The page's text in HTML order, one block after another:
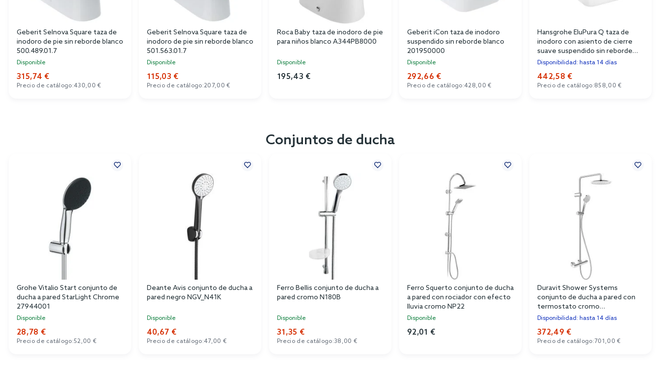
Geberit Selnova Square taza de
inodoro de pie sin reborde blanco
500.489.01.7
Disponible
315,74 €
Precio de catálogo:430,00 €
Geberit Selnova Square taza de
inodoro de pie sin reborde blanco
501.563.01.7
Disponible
115,03 €
Precio de catálogo:207,00 €
Roca Baby taza de inodoro de pie
para niños blanco A344PB8000
Disponible
195,43 €
Geberit iCon taza de inodoro
suspendido sin reborde blanco
201950000
Disponible
292,66 €
Precio de catálogo:428,00 €
Hansgrohe EluPura Q taza de
inodoro con asiento de cierre
suave suspendido sin reborde
blanco 61117450
Disponibilidad: hasta 14 días
442,58 €
Precio de catálogo:858,00 €
Conjuntos de ducha
Grohe Vitalio Start conjunto de
ducha a pared StarLight Chrome
27944001
Disponible
28,78 €
Precio de catálogo:52,00 €
Deante Avis conjunto de ducha a
pared negro NGV_N41K
Disponible
40,67 €
Precio de catálogo:47,00 €
Ferro Bellis conjunto de ducha a
pared cromo N180B
Disponible
31,35 €
Precio de catálogo:38,00 €
Ferro Squerto conjunto de ducha
a pared con rociador con efecto
lluvia cromo NP22
Disponible
92,01 €
Duravit Shower Systems
conjunto de ducha a pared con
termostato cromo
TH4282008010
Disponibilidad: hasta 14 días
372,49 €
Precio de catálogo: 701,00 €